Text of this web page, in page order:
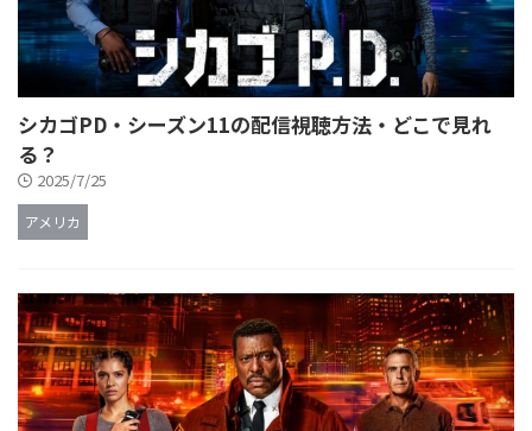
シカゴPD・シーズン11の配信視聴方法・どこで見れ
る？
2025/7/25
アメリカ